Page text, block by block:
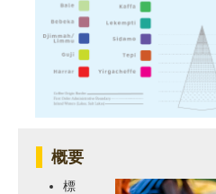
概要
標